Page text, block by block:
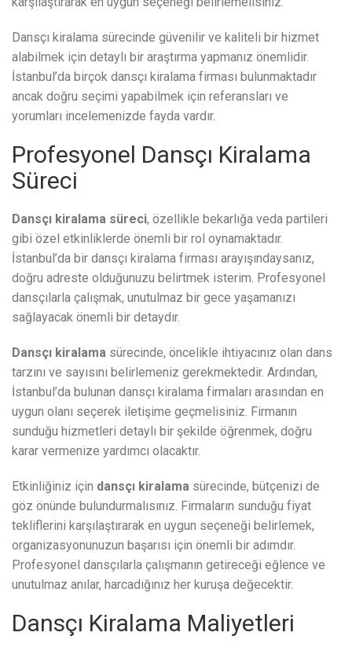
Dansçı kiralama sürecinde güvenilir ve kaliteli bir hizmet
alabilmek için detaylı bir araştırma yapmanız önemlidir.
İstanbul’da birçok dansçı kiralama firması bulunmaktadır
ancak doğru seçimi yapabilmek için referansları ve
yorumları incelemenizde fayda vardır.
Profesyonel Dansçı Kiralama
Süreci
Dansçı kiralama süreci, özellikle bekarlığa veda partileri
gibi özel etkinliklerde önemli bir rol oynamaktadır.
İstanbul’da bir dansçı kiralama firması arayışındaysanız,
doğru adreste olduğunuzu belirtmek isterim. Profesyonel
dansçılarla çalışmak, unutulmaz bir gece yaşamanızı
sağlayacak önemli bir detaydır.
Dansçı kiralama sürecinde, öncelikle ihtiyacınız olan dans
tarzını ve sayısını belirlemeniz gerekmektedir. Ardından,
İstanbul’da bulunan dansçı kiralama firmaları arasından en
uygun olanı seçerek iletişime geçmelisiniz. Firmanın
sunduğu hizmetleri detaylı bir şekilde öğrenmek, doğru
karar vermenize yardımcı olacaktır.
Etkinliğiniz için dansçı kiralama sürecinde, bütçenizi de
göz önünde bulundurmalısınız. Firmaların sunduğu fiyat
tekliflerini karşılaştırarak en uygun seçeneği belirlemek,
organizasyonunuzun başarısı için önemli bir adımdır.
Profesyonel dansçılarla çalışmanın getireceği eğlence ve
unutulmaz anılar, harcadığınız her kuruşa değecektir.
Dansçı Kiralama Maliyetleri